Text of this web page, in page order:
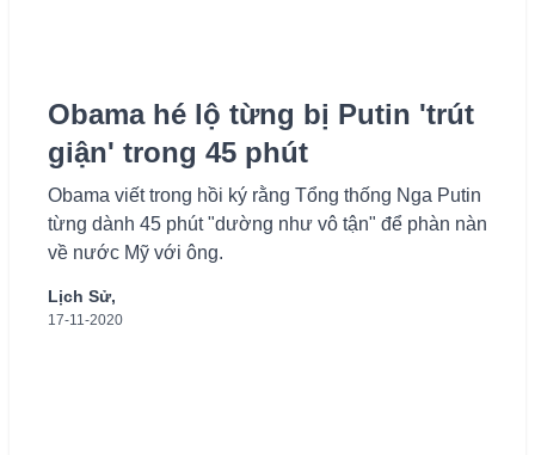
Obama hé lộ từng bị Putin 'trút
giận' trong 45 phút
Obama viết trong hồi ký rằng Tổng thống Nga Putin
từng dành 45 phút "dường như vô tận" để phàn nàn
về nước Mỹ với ông.
Lịch Sử,
17-11-2020